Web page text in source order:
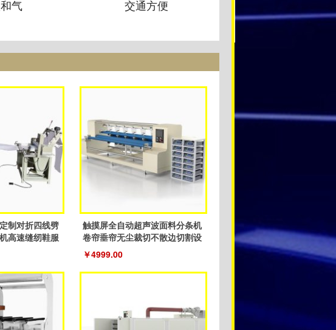
气 交通方便
制对折四线劈
高速缝纫鞋服
触摸屏全自动超声波面料分条机
卷帘垂帘无尘裁切不散边切割设
备
￥4999.00